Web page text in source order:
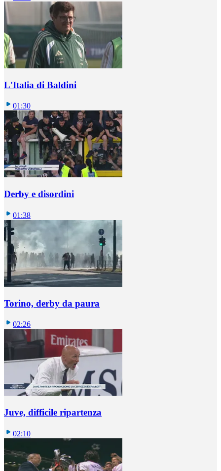
L'Italia di Baldini
01:30
Derby e disordini
01:38
Torino, derby da paura
02:26
Juve, difficile ripartenza
02:10